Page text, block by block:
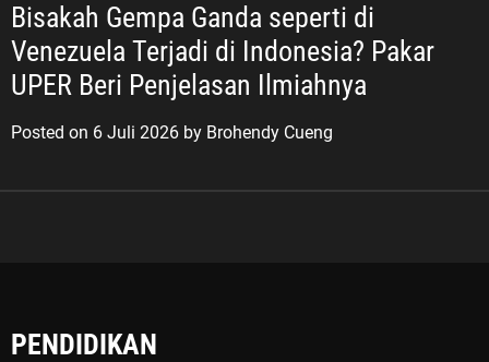
Bisakah Gempa Ganda seperti di
Venezuela Terjadi di Indonesia? Pakar
UPER Beri Penjelasan Ilmiahnya
Posted on 6 Juli 2026 by Brohendy Cueng
PENDIDIKAN